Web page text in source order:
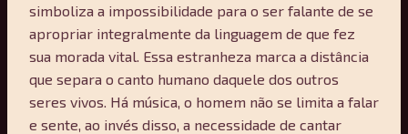
simboliza a impossibilidade para o ser falante de se
apropriar integralmente da linguagem de que fez
sua morada vital. Essa estranheza marca a distância
que separa o canto humano daquele dos outros
seres vivos. Há música, o homem não se limita a falar
e sente, ao invés disso, a necessidade de cantar